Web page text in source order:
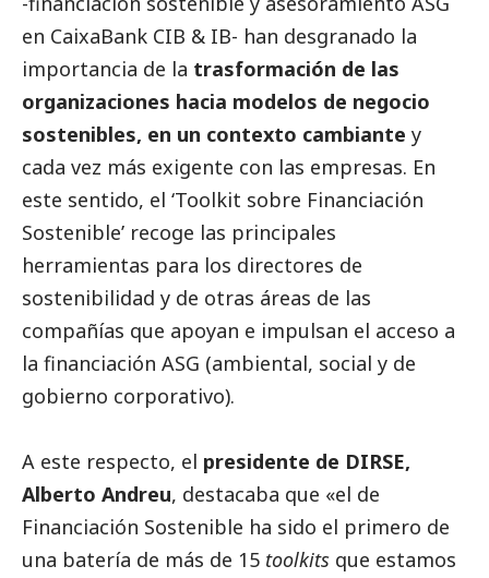
en CaixaBank CIB & IB- han desgranado la
importancia de la trasformación de las
organizaciones hacia modelos de negocio
sostenibles, en un contexto cambiante y
cada vez más exigente con las empresas. En
este sentido, el ‘Toolkit sobre Financiación
Sostenible’ recoge las principales
herramientas para los directores de
sostenibilidad y de otras áreas de las
compañías que apoyan e impulsan el acceso a
la financiación ASG (ambiental, social y de
gobierno corporativo).
A este respecto, el presidente de DIRSE,
Alberto Andreu, destacaba que «el de
Financiación Sostenible ha sido el primero de
una batería de más de 15 toolkits que estamos